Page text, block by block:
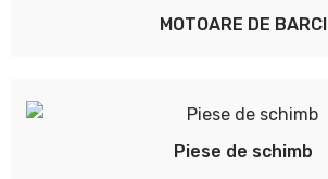
MOTOARE DE BARCI
Piese de schimb